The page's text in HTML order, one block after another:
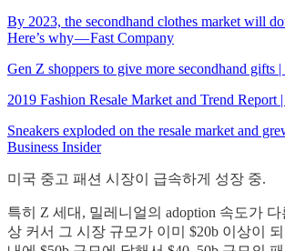
By 2023, the secondhand clothes market will
Here’s why — Fast Company
Gen Z shoppers to give more secondhand gifts
2019 Fashion Resale Market and Trend Report
Sneakers exploded on the resale market and
Business Insider
미국 중고 패션 시장이 급속하게 성장 중.
특히 Z 세대, 밀레니얼의 adoption 속도가 다
상 커서 그 시장 규모가 이미 $20b 이상이 되